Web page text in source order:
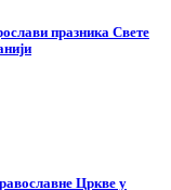
празника Свете
Цркве у